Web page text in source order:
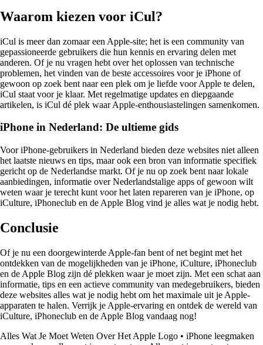
Waarom kiezen voor iCul?
iCul is meer dan zomaar een Apple-site; het is een community van
gepassioneerde gebruikers die hun kennis en ervaring delen met
anderen. Of je nu vragen hebt over het oplossen van technische
problemen, het vinden van de beste accessoires voor je iPhone of
gewoon op zoek bent naar een plek om je liefde voor Apple te delen,
iCul staat voor je klaar. Met regelmatige updates en diepgaande
artikelen, is iCul dé plek waar Apple-enthousiastelingen samenkomen.
iPhone in Nederland: De ultieme gids
Voor iPhone-gebruikers in Nederland bieden deze websites niet alleen
het laatste nieuws en tips, maar ook een bron van informatie specifiek
gericht op de Nederlandse markt. Of je nu op zoek bent naar lokale
aanbiedingen, informatie over Nederlandstalige apps of gewoon wilt
weten waar je terecht kunt voor het laten repareren van je iPhone, op
iCulture, iPhoneclub en de Apple Blog vind je alles wat je nodig hebt.
Conclusie
Of je nu een doorgewinterde Apple-fan bent of net begint met het
ontdekken van de mogelijkheden van je iPhone, iCulture, iPhoneclub
en de Apple Blog zijn dé plekken waar je moet zijn. Met een schat aan
informatie, tips en een actieve community van medegebruikers, bieden
deze websites alles wat je nodig hebt om het maximale uit je Apple-
apparaten te halen. Verrijk je Apple-ervaring en ontdek de wereld van
iCulture, iPhoneclub en de Apple Blog vandaag nog!
Alles Wat Je Moet Weten Over Het Apple Logo • iPhone leegmaken